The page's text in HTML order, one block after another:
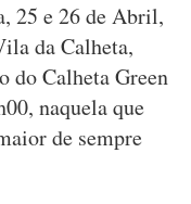
25 e 26 de Abril,
da Calheta,
do Calheta Green
naquela que
de sempre